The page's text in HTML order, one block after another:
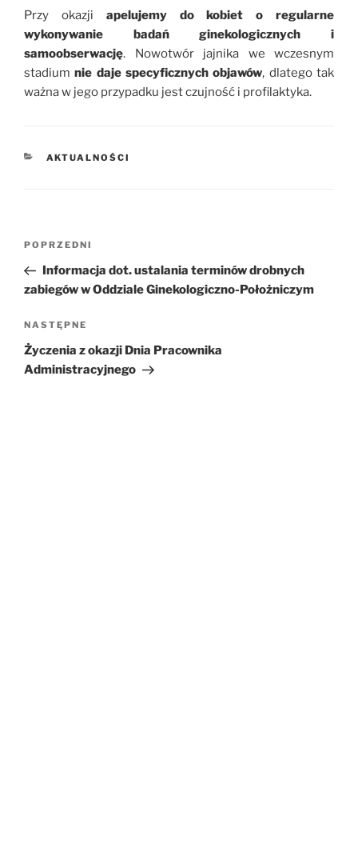
Przy okazji apelujemy do kobiet o regularne
wykonywanie badań ginekologicznych i
samoobserwację. Nowotwór jajnika we wczesnym
stadiumnie daje specyficznych objawów, dlatego tak
ważna w jego przypadku jest czujność i profilaktyka.
KATEGORIE
AKTUALNOŚCI
wpisu
Poprzedni
wpis
POPRZEDNI
Informacja dot. ustalania terminów drobnych
zabiegów w Oddziale Ginekologiczno-Położniczym
Następny
wpis
NASTĘPNE
Życzenia z okazji Dnia Pracownika
Administracyjnego